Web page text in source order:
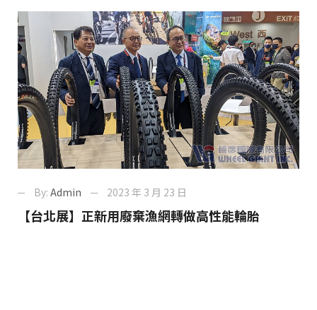
By: Admin 2023 年 3 月 23 日
【台北展】正新用廢棄漁網轉做高性能輪胎